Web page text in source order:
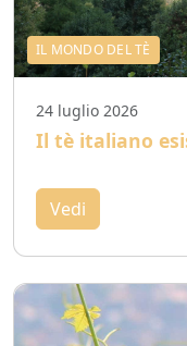
IL MONDO DEL TÈ
24 luglio 2026
Il tè italiano
Vedi